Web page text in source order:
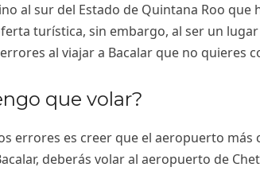
al sur del Estado de Quintana Roo
turística, sin embargo, al ser un
al viajar a Bacalar que no quieres
que volar?
errores es creer que el aeropuerto más
deberás volar al aeropuerto de